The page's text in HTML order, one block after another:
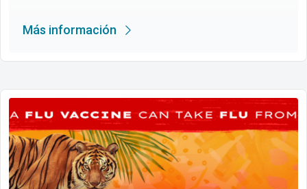
Más información